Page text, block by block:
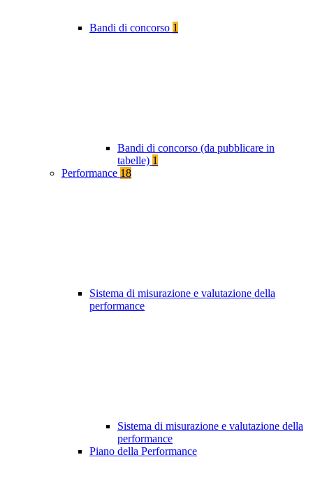
Bandi di concorso 1
Bandi di concorso (da pubblicare in
tabelle) 1
Performance 18
Sistema di misurazione e valutazione della
performance
Sistema di misurazione e valutazione della
performance
Piano della Performance